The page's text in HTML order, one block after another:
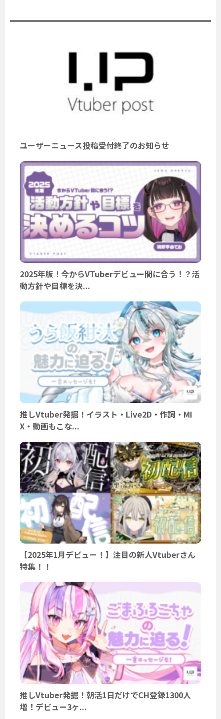
ユーザーニュース投稿受付終了のお知らせ
2025年版！今からVTuberデビュー間に合う！？活
動方針や目標を決...
推しVtuber発掘！イラスト・Live2D・作詞・MI
X・動画もこな...
【2025年1月デビュー！】注目の新人Vtuberさん
特集！！
推しVtuber発掘！朝活1日だけでCH登録1300人
増！デビュー3ヶ...